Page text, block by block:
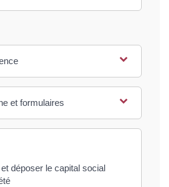
et formulaires
déposer le capital social